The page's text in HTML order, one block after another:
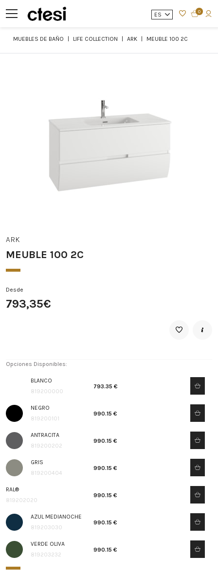
ES 0
MUEBLES DE BAÑO LIFE COLLECTION ARK MEUBLE 100 2C
ARK
MEUBLE 100 2C
Desde
793,35€
Opciones Disponibles:
BLANCO
819200000
793.35 €
NEGRO
819200101
990.15 €
ANTRACITA
819200202
990.15 €
GRIS
819200404
990.15 €
RAL®
819202020
990.15 €
AZUL MEDIANOCHE
819203030
990.15 €
VERDE OLIVA
819203232
990.15 €